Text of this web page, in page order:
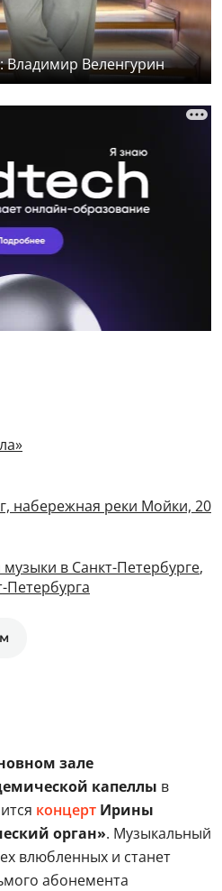
Веленгурин
набережная реки Мойки, 20
в Санкт-Петербурге,
зале
капеллы в
концерт Ирины
орган». Музыкальный
влюбленных и станет
абонемента